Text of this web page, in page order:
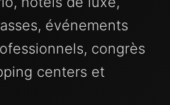
événements
congrès
centers et